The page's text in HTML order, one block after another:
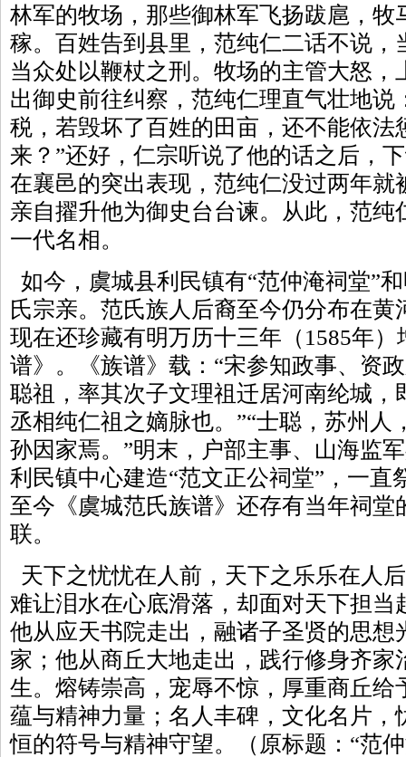
林军的牧场，那些御林军飞扬跋扈，牧
稼。百姓告到县里，范纯仁二话不说，
当众处以鞭杖之刑。牧场的主管大怒
出御史前往纠察，范纯仁理直气壮地说
税，若毁坏了百姓的田亩，还不能依法
来？”还好，仁宗听说了他的话之后，
在襄邑的突出表现，范纯仁没过两年就
亲自擢升他为御史台台谏。从此，范纯
一代名相。
如今，虞城县利民镇有“范仲淹祠堂”
氏宗亲。范氏族人后裔至今仍分布在
现在还珍藏有明万历十三年（1585年
谱》。《族谱》载：“宋参知政事、资
聪祖，率其次子文理祖迁居河南纶城，
丞相纯仁祖之嫡脉也。”“士聪，苏州人
孙因家焉。”明末，户部主事、山海监
利民镇中心建造“范文正公祠堂”，一直
至今《虞城范氏族谱》还存有当年祠堂
联。
天下之忧忧在人前，天下之乐乐在人
难让泪水在心底滑落，却面对天下担当
他从应天书院走出，融诸子圣贤的思想
家；他从商丘大地走出，践行修身齐家
生。熔铸崇高，宠辱不惊，厚重商丘给
蕴与精神力量；名人丰碑，文化名片，
恒的符号与精神守望。（原标题：“范